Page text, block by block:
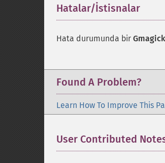
Hatalar/İstisnalar
Hata durumunda bir
Found A Problem?
Learn How To Improve This
User Contributed